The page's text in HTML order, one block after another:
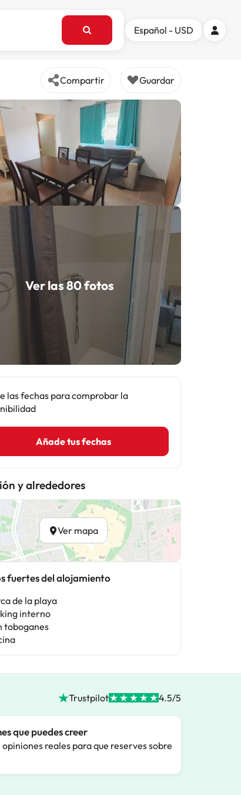
Español - USD
Compartir Guardar
Ver las 80 fotos
las fechas para comprobar la
Añade tus fechas
y alrededores
Ver mapa
fuertes del alojamiento
de la playa
interno
toboganes
Trustpilot 4.5/5
que puedes creer
opiniones reales para que reserves sobre